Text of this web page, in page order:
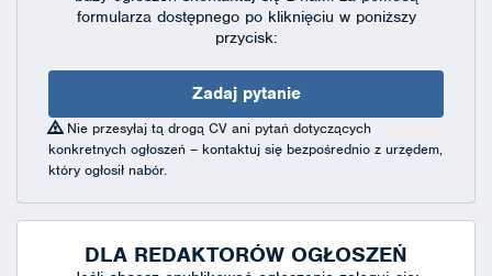
formularza dostępnegopo kliknięciu w poniższy
przycisk:
Zadaj pytanie
Nie przesyłaj tą drogą CV ani pytań dotyczących
konkretnych ogłoszeń – kontaktuj się bezpośrednio z urzędem,
który ogłosił nabór.
DLA REDAKTORÓW OGŁOSZEŃ